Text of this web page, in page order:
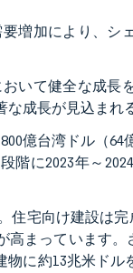
増加により、シ
いて健全な成長
成長が見込まれ
億台湾ドル（64
に2023年～
宅向け建設は
まっています
物に約13兆米ド